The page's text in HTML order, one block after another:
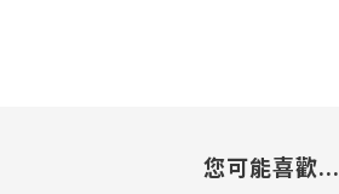
您可能喜歡...